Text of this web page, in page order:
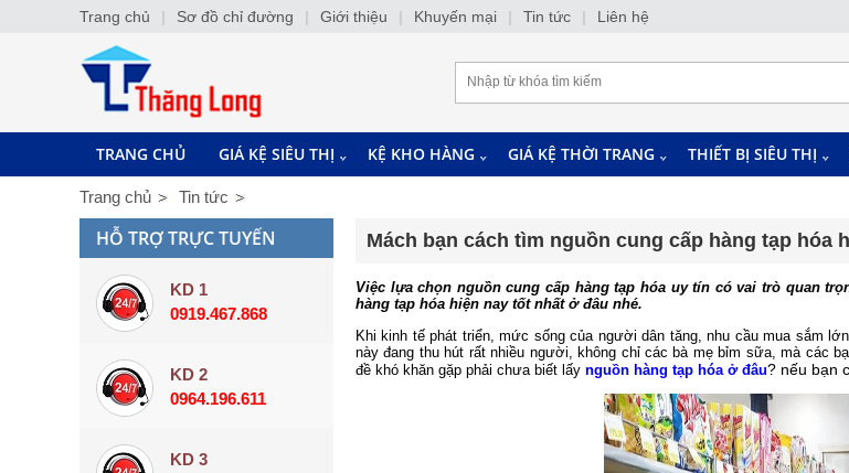
TRANG CHỦ GIÁ KỆ SIÊU THỊ KỆ KHO HÀNG GIÁ KỆ THỜI TRANG THIẾT BỊ SIÊU THỊ
Trang chủ Tin tức
HỖ TRỢ TRỰC TUYẾN
KD 1
0919.467.868
KD 2
0964.196.611
KD 3
Mách bạn cách tìm nguồn cung cấp hàng tạp hóa
Việc lựa chọn nguồn cung cấp hàng tạp hóa uy tín có vai trò quan
hàng tạp hóa hiện nay tốt nhất ở đâu nhé.
Khi kinh tế phát triển, mức sống của người dân tăng, nhu cầu mua sắm
này đang thu hút rất nhiều người, không chỉ các bà mẹ bỉm sữa, mà các
đề khó khăn gặp phải chưa biết lấy nguồn hàng tạp hóa ở đâu? nếu bạn
Trang chủ | Sơ đồ chỉ đường | Giới thiệu | Khuyến mại | Tin tức | Liên hệ